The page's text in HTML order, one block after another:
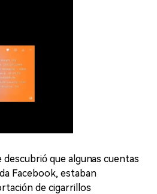
descubrió que algunas cuentas
Facebook, estaban
de cigarrillos